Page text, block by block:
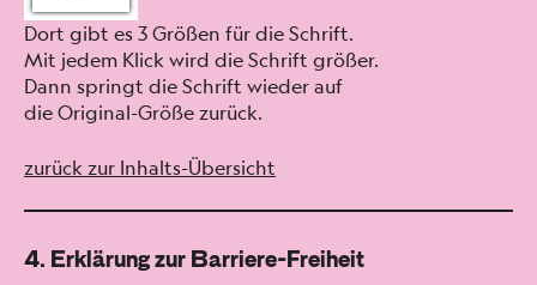
Dort gibt es 3 Größen für die Schrift.
Mit jedem Klick wird die Schrift größer.
Dann springt die Schrift wieder auf
die Orig­i­nal-Größe zurück.
zurück zur Inhalts-Über­sicht
4. Erklärung zur Barriere-Freiheit